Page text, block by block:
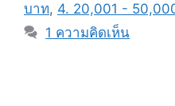
บาท, 4. 20,001 -
1 ความคิดเห็น